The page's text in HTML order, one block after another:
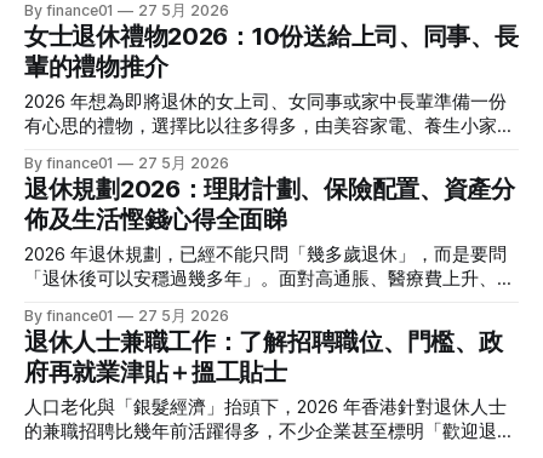
香港在 13 個熱門退休和移居城市中生活成本位列第二僅次於
新加坡。 * 主要貴在： * 住宅租金／樓價； * 外出飲食、娛
樂、
「浪費」：以下精選 10 份適合不同關係與性格的男士退休禮
物，涵蓋實用好物和有紀念價值的選擇，幫你送得體面又入
心。 選擇男士退休禮物的3個原則 在決定買甚麼之前，先想清
楚三件事，有助你在 10 個選項中快速篩選︰ 1. 他退休後想過
甚麼生活？ * 喜歡科技、運動、喝咖啡、品酒、影相，還是最
關係有多親？ * 直屬上司、老闆、合作多年的戰友，還是普通
同事、遠房長輩？愈親近可以愈個人化，愈疏離就愈宜選安
全、通用型禮物。 3. 預算大約多少？ * 本文會大致分三級： *
約 300–600 元：個人送禮／
By finance01 27 5月 2026
女士退休禮物2026：10份送給上司、同事、長
輩的禮物推介
2026 年想為即將退休的女上司、女同事或家中長輩準備一份
有心思的禮物，選擇比以往多得多，由美容家電、養生小家電
擇，如何在預算內找到既體面又實用、又不失個人心意的一
份？以下精選 10 份適合不同關係、性格及年齡層的女士退休
禮物，幫你一次睇清。 選擇女士退休禮物的3個重點 送禮前可
先抓三個原則，有助你在 10 個選項中快速篩選： 1. 她的退休
計劃是甚麼？ * 喜歡旅行、下廚、學習、享受美容，還是準備
係有多親近？ * 上司、多年拍檔同事、普通部門同事，抑或是
媽媽、姨媽等家人？愈親近可以愈貼身，愈疏離就愈宜選安
全、通用型禮物。 3. 預算大約是多少？ * 文章建議把禮物分
為約 300–600 元、600–1,000 元，以及
By finance01 27 5月 2026
退休規劃2026：理財計劃、保險配置、資產分
佈及生活慳錢心得全面睇
2026 年退休規劃，已經不能只問「幾多歲退休」，而是要問
「退休後可以安穩過幾多年」。面對高通脹、醫療費上升、利
往不夠。本文會從理財計劃、保險配置、資產分佈和日常慳錢
四大範疇，拆解 2026 年應如何為自己設計一份可落地的退休
方案。 由「數字」開始：退休理財基本框架 很多人做退休規
劃，只是「估吓」自己夠唔夠錢，其實最少要先回答三條問
題： 1. 你想幾多歲「真正」退休？ * 例如：60 歲完全不打
By finance01 27 5月 2026
退休人士兼職工作：了解招聘職位、門檻、政
府再就業津貼＋搵工貼士
人口老化與「銀髮經濟」抬頭下，2026 年香港針對退休人士
的兼職招聘比幾年前活躍得多，不少企業甚至標明「歡迎退休